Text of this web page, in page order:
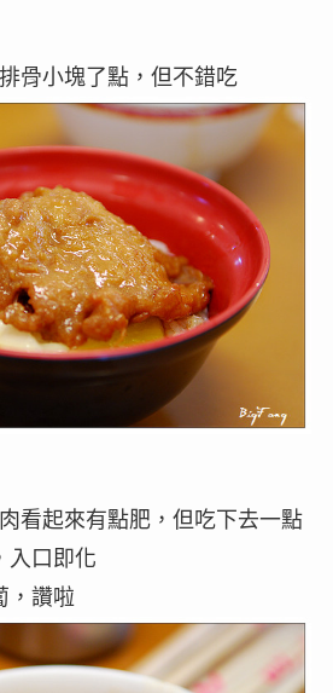
骨小塊了點，但不錯吃
看起來有點肥，但吃下去一點
入口即化
，讚啦